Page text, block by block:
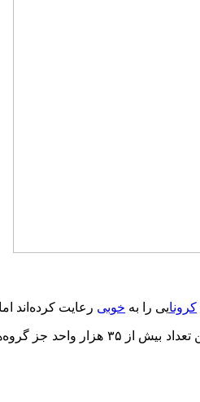
کرونایی را به خوبی رعایت کرده‌اند
وی با بیان اینکه در لرستان ۵۶